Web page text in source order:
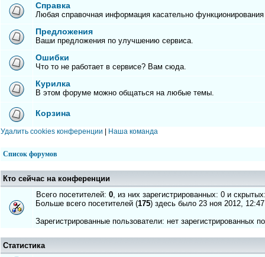
Справка
Любая справочная информация касательно
Предложения
Ваши предложения по улучшению сервиса.
Ошибки
Что то не работает в сервисе? Вам сюда.
Курилка
В этом форуме можно общаться на любые темы.
Корзина
Удалить cookies конференции Наша команда
Список форумов
Кто сейчас на конференции
Всего посетителей: 0, из них зарегистрированных: 0 и
Больше всего посетителей (175) здесь было 23 ноя 2012, 12:47
Зарегистрированные пользователи: нет зарегистрированных
Статистика